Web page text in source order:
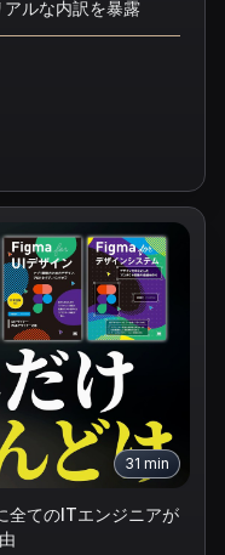
ルな内訳を暴露
31 min
全てのITエンジニアが